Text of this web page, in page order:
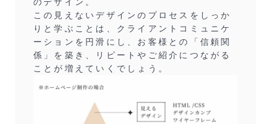
この見えないデザインのプロセスをしっか
りと学ぶことは、クライアントコミュニケ
ーションを円滑にし、お客様との「信頼関
係」を築き、リピートやご紹介につながる
ことが増えていくでしょう。